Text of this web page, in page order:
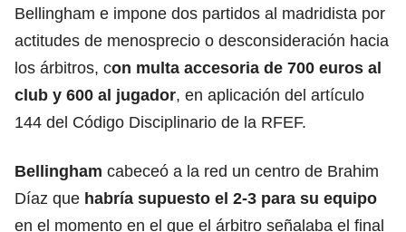
Bellingham e impone dos partidos al madridista por
actitudes de menosprecio o desconsideración hacia
los árbitros, con multa accesoria de 700 euros al
club y 600 al jugador, en aplicación del artículo
144 del Código Disciplinario de la RFEF.
Bellingham cabeceó a la red un centro de Brahim
Díaz que habría supuesto el 2-3 para su equipo
en el momento en el que el árbitro señalaba el final